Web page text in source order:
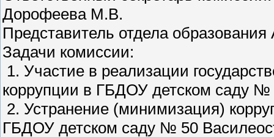
Дорофеева М.В.
Представитель отдела
Задачи комиссии:
1. Участие в реализации
коррупции в ГБДОУ детском саду №
2. Устранение (минимизация)
ГБДОУ детском саду № 50